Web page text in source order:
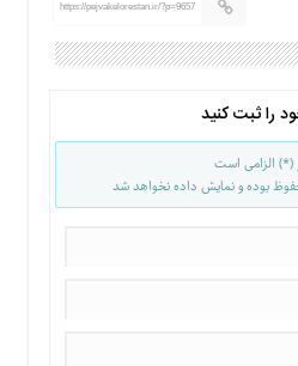
https://pejvakelorestan.ir/?p=9657
را ثبت کنید
(*) الزامی است
بوده و نمایش داده نخواهد شد